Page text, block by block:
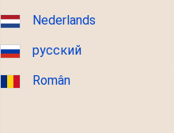
Nederlands
русский
Român